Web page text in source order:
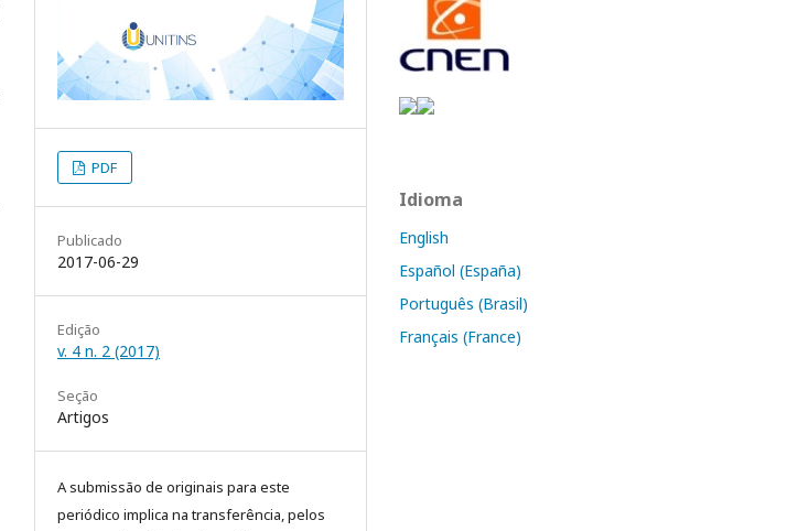
PDF
Publicado
2017-06-29
Edição
v. 4 n. 2 (2017)
Seção
Artigos
A submissão de originais para este
periódico implica na transferência, pelos
Idioma
English
Español (España)
Português (Brasil)
Français (France)